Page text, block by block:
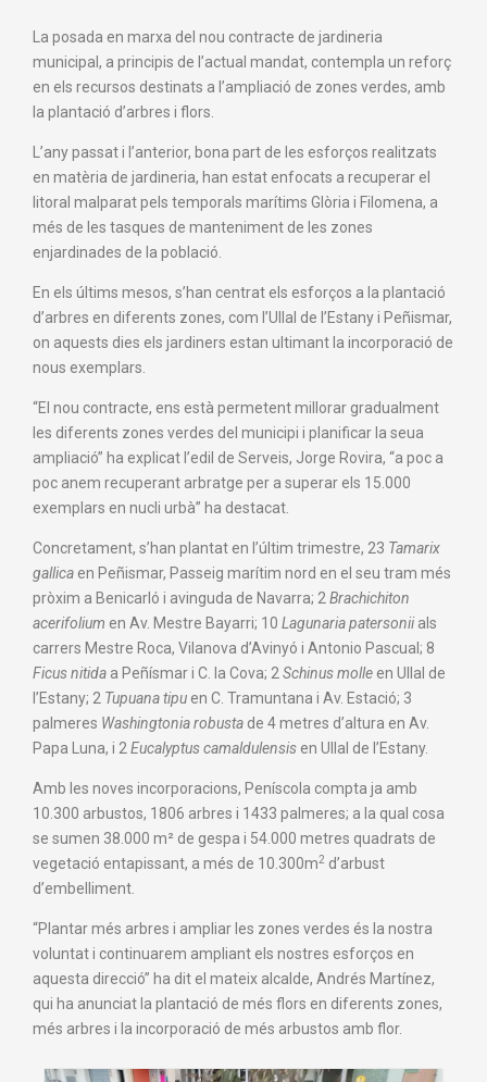
La posada en marxa del nou contracte de jardineria
municipal, a principis de l’actual mandat, contempla un reforç
en els recursos destinats a l’ampliació de zones verdes, amb
la plantació d’arbres i flors.
L’any passat i l’anterior, bona part de les esforços realitzats
en matèria de jardineria, han estat enfocats a recuperar el
litoral malparat pels temporals marítims Glòria i Filomena, a
més de les tasques de manteniment de les zones
enjardinades de la població.
En els últims mesos, s’han centrat els esforços a la plantació
d’arbres en diferents zones, com l’Ullal de l’Estany i Peñismar,
on aquests dies els jardiners estan ultimant la incorporació de
nous exemplars.
“El nou contracte, ens està permetent millorar gradualment
les diferents zones verdes del municipi i planificar la seua
ampliació” ha explicat l’edil de Serveis, Jorge Rovira, “a poc a
poc anem recuperant arbratge per a superar els 15.000
exemplars en nucli urbà” ha destacat.
Concretament, s’han plantat en l’últim trimestre, 23 Tamarix
gallica en Peñismar, Passeig marítim nord en el seu tram més
pròxim a Benicarló i avinguda de Navarra; 2Brachichiton
acerifolium en Av. Mestre Bayarri; 10 Lagunaria patersonii als
carrers Mestre Roca, Vilanova d’Avinyó i Antonio Pascual; 8
Ficus nitida a Peñísmar i C. la Cova; 2Schinus molle en Ullal de
l’Estany; 2 Tupuana tipu en C. Tramuntana i Av. Estació; 3
palmeres Washingtonia robusta de 4 metres d’altura en Av.
Papa Luna, i 2Eucalyptus camaldulensis en Ullal de l’Estany.
Amb les noves incorporacions, Peníscola compta ja amb
10.300 arbustos, 1806 arbres i 1433 palmeres; a la qual cosa
se sumen 38.000 m² de gespa i 54.000 metres quadrats de
vegetació entapissant, a més de 10.300m2 d’arbust
d’embelliment.
“Plantar més arbres i ampliar les zones verdes és la nostra
voluntat i continuarem ampliant els nostres esforços en
aquesta direcció” ha dit el mateix alcalde, Andrés Martínez,
qui ha anunciat la plantació de més flors en diferents zones,
més arbres i la incorporació de més arbustos amb flor.